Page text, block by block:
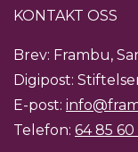
KONTAKT OSS
Brev: Frambu,
Digipost:
E-post:
Telefon: 64 85